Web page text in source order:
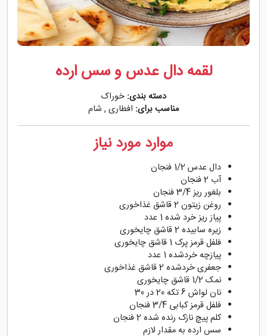
لقمه دال عدس و سس ارده
دسته بندی: خوراک
مناسب برای: افطاری , شام
موارد مورد نیاز
دال عدس 1/2 فنجان
آب 2 فنجان
بلغور ریز 3/4 فنجان
روغن زیتون 2 قاشق غذاخوری
پیاز ریز خرد شده 1 عدد
زیره سابیده 2 قاشق چایخوری
فلفل قرمز پرک 1 قاشق چایخوری
پیازچه خردشده 1 عدد
جعفری خردشده 2 قاشق غذاخوری
نمک 1/2 قاشق چایخوری
نان لواش 6 تکه 20 در 30
فلفل قرمز کبابی 3/4 فنجان
کلم پیچ نازک رنده شده 2 فنجان
سس ارده به مقدار لازم